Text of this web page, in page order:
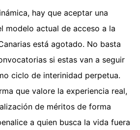
hay que aceptar una
modelo actual de acceso a la
está agotado. No basta
si estas van a seguir
ciclo de interinidad perpetua.
que valore la experiencia real,
de méritos de forma
a quien busca la vida fuera